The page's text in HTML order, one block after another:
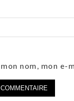
nom, mon e-